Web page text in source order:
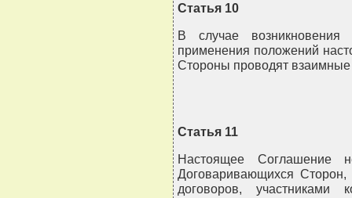
Статья 10
В случае возникновения
применения положений
Стороны проводят взаимные
Статья 11
Настоящее Соглашение
Договаривающихся
договоров, участниками